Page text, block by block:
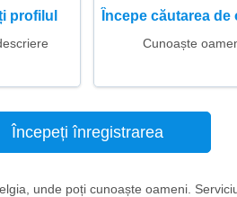
profilul Începe căutarea de
Cunoaște
Începeți înregistrarea
unde poți cunoaște oameni.